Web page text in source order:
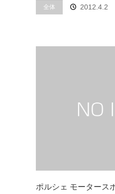
全体 2012.4.2
ポルシェ モータース